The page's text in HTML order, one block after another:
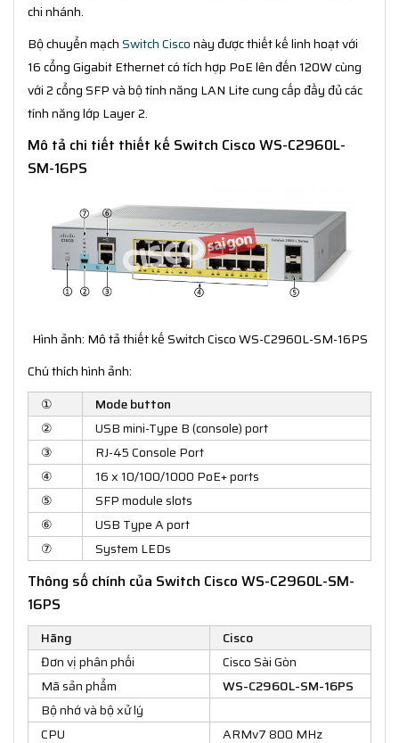
chi nhánh.
Bộ chuyển mạchSwitch Cisconày được thiết kế linh hoạt với
16 cổng Gigabit Ethernet có tích hợp PoE lên đến 120W cùng
với 2 cổng SFP và bộ tính năng LAN Lite cung cấp đầy đủ các
tính năng lớp Layer 2.
Mô tả chi tiết thiết kế Switch Cisco WS-C2960L-
SM-16PS
Hình ảnh: Mô tả thiết kế Switch Cisco WS-C2960L-SM-16PS
Chú thích hình ảnh:
①
Mode button
②
USB mini-Type B (console) port
③
RJ-45 Console Port
④
16 x 10/100/1000 PoE+ ports
⑤
SFP module slots
⑥
USB Type A port
⑦
System LEDs
Thông số chính của Switch Cisco WS-C2960L-SM-
16PS
Hãng
Cisco
Đơn vị phân phối
Cisco Sài Gòn
Mã sản phẩm
WS-C2960L-SM-16PS
Bộ nhớ và bộ xử lý
CPU
ARMv7 800 MHz